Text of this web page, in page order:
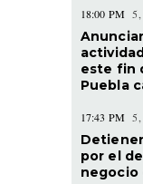
18:00 PM
este fin
Puebla
17:43 PM
por el
negocio